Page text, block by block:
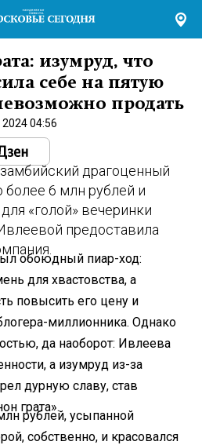
изумруд, что
себе на пятую
продать
04:56
драгоценный
6 млн рублей и
«голой» вечеринки
предоставила
обоюдный пиар-ход:
для хвастовства, а
повысить его цену и
миллионника. Однако
да наоборот: Ивлеева
а изумруд из-за
дурную славу, став
грата».
рублей, усыпанной
собственно, и красовался